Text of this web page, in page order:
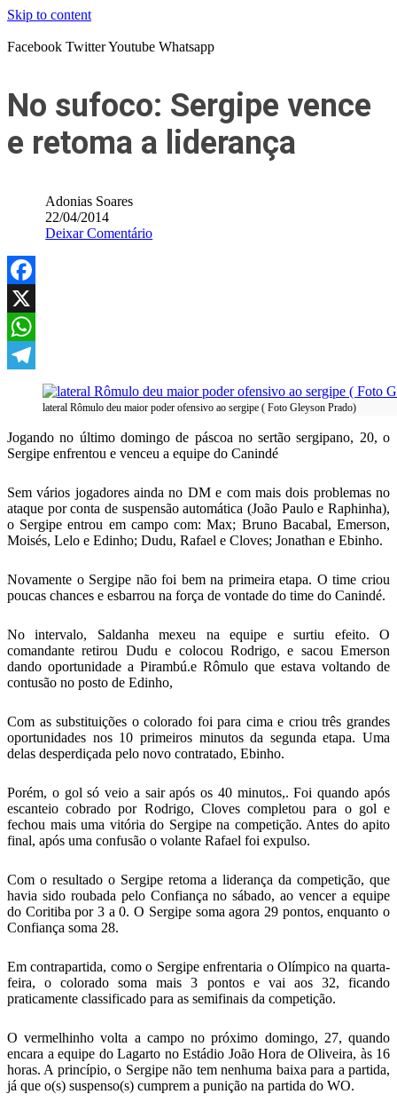
Skip to content
Facebook TwitterYoutube Whatsapp
No sufoco: Sergipe vence
e retoma a liderança
Adonias Soares
22/04/2014
Deixar Comentário
Facebook
X
WhatsApp
Telegram
lateral Rômulo deu maior poder ofensivo ao sergipe ( Foto Gleyson Prado)
Jogando no último domingo de páscoa no sertão sergipano, 20, o
Sergipe enfrentou e venceu a equipe do Canindé
Sem vários jogadores ainda no DM e com mais dois problemas no
ataque por conta de suspensão automática (João Paulo e Raphinha),
o Sergipe entrou em campo com: Max; Bruno Bacabal, Emerson,
Moisés, Lelo e Edinho; Dudu, Rafael e Cloves; Jonathan e Ebinho.
Novamente o Sergipe não foi bem na primeira etapa. O time criou
poucas chances e esbarrou na força de vontade do time do Canindé.
No intervalo, Saldanha mexeu na equipe e surtiu efeito. O
comandante retirou Dudu e colocou Rodrigo, e sacou Emerson
dando oportunidade a Pirambú.e Rômulo que estava voltando de
contusão no posto de Edinho,
Com as substituições o colorado foi para cima e criou três grandes
oportunidades nos 10 primeiros minutos da segunda etapa. Uma
delas desperdiçada pelo novo contratado, Ebinho.
Porém, o gol só veio a sair após os 40 minutos,. Foi quando após
escanteio cobrado por Rodrigo, Cloves completou para o gol e
fechou mais uma vitória do Sergipe na competição. Antes do apito
final, após uma confusão o volante Rafael foi expulso.
Com o resultado o Sergipe retoma a liderança da competição, que
havia sido roubada pelo Confiança no sábado, ao vencer a equipe
do Coritiba por 3 a 0. O Sergipe soma agora 29 pontos, enquanto o
Confiança soma 28.
Em contrapartida, como o Sergipe enfrentaria o Olímpico na quarta-
feira, o colorado soma mais 3 pontos e vai aos 32, ficando
praticamente classificado para as semifinais da competição.
O vermelhinho volta a campo no próximo domingo, 27, quando
encara a equipe do Lagarto no Estádio João Hora de Oliveira, às 16
horas. A princípio, o Sergipe não tem nenhuma baixa para a partida,
já que o(s) suspenso(s) cumprem a punição na partida do WO.